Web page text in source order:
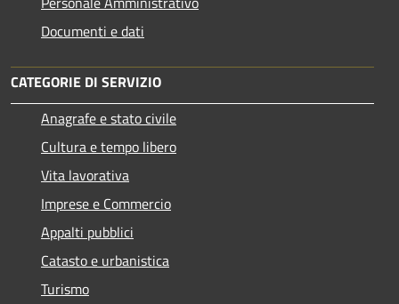
Documenti e dati
CATEGORIE DI SERVIZIO
Anagrafe e stato civile
Cultura e tempo libero
Vita lavorativa
Imprese e Commercio
Appalti pubblici
Catasto e urbanistica
Turismo